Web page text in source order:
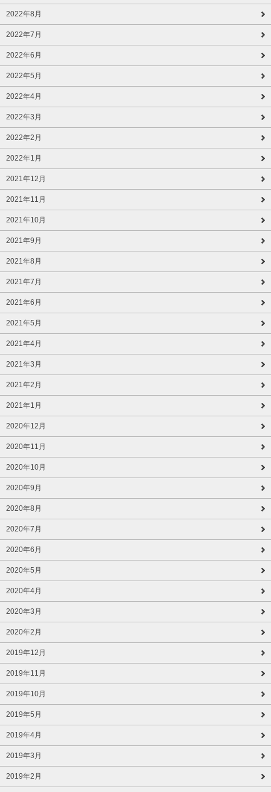
2022年8月
2022年7月
2022年6月
2022年5月
2022年4月
2022年3月
2022年2月
2022年1月
2021年12月
2021年11月
2021年10月
2021年9月
2021年8月
2021年7月
2021年6月
2021年5月
2021年4月
2021年3月
2021年2月
2021年1月
2020年12月
2020年11月
2020年10月
2020年9月
2020年8月
2020年7月
2020年6月
2020年5月
2020年4月
2020年3月
2020年2月
2019年12月
2019年11月
2019年10月
2019年5月
2019年4月
2019年3月
2019年2月